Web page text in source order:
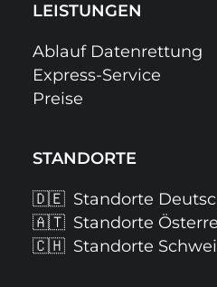
LEISTUNGEN
Ablauf Datenrettung
Express-Service
Preise
STANDORTE
🇩🇪 Standorte
🇦🇹 Standorte
🇨🇭 Standorte